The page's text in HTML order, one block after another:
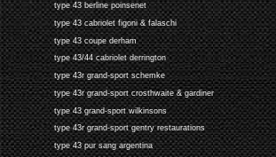
type 43 berline poinsenet
type 43 cabriolet figoni & falaschi
type 43 coupe derham
type 43/44 cabriolet derrington
type 43r grand-sport schemke
type 43r grand-sport crosthwaite & gardiner
type 43 grand-sport wilkinsons
type 43r grand-sport gentry restaurations
type 43 pur sang argentina